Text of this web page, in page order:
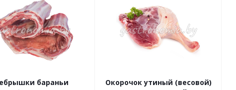
бараньи
Окорочок утиный (весовой)